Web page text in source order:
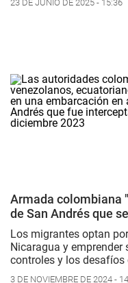
23 DE JUNIO DE 2025 - 15:36
Armada colombiana
de San Andrés que
Los migrantes optan
Nicaragua y emprender
controles y los desafíos
3 DE NOVIEMBRE DE 2024 -